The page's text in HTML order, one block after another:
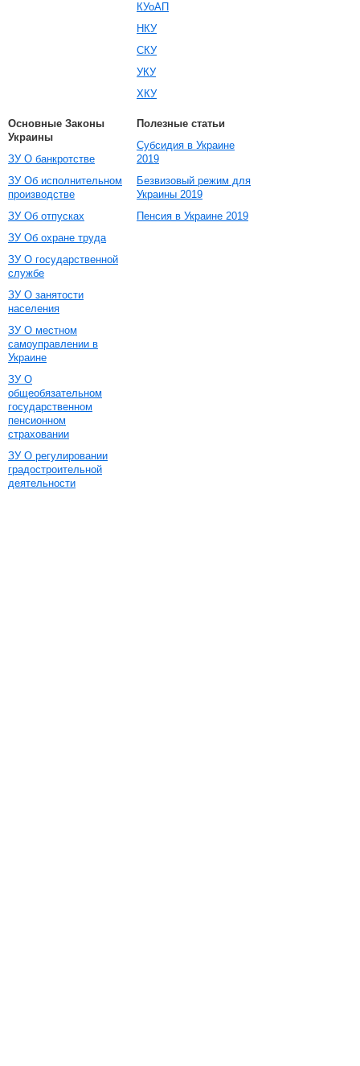
КУоАП
НКУ
СКУ
УКУ
ХКУ
Основные Законы
Украины
ЗУ О банкротстве
ЗУ Об исполнительном
производстве
ЗУ Об отпусках
ЗУ Об охране труда
ЗУ О государственной
службе
ЗУ О занятости
населения
ЗУ О местном
самоуправлении в
Украине
ЗУ О
общеобязательном
государственном
пенсионном
страховании
ЗУ О регулировании
градостроительной
деятельности
Полезные статьи
Субсидия в Украине
2019
Безвизовый режим для
Украины 2019
Пенсия в Украине 2019